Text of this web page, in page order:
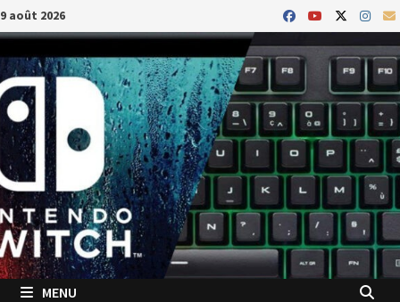
Passer
au
contenu
9 août 2026
MENU